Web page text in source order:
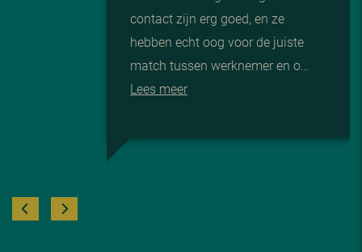
contact zijn erg goed, en ze
hebben echt oog voor de juiste
match tussen werknemer en o…
Lees meer